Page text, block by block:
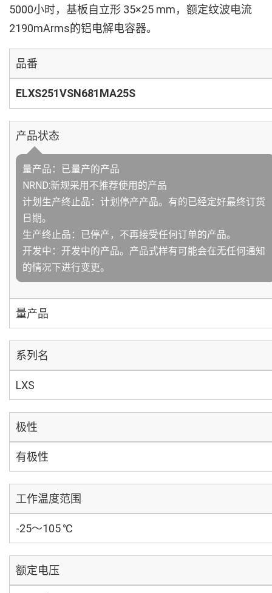
5000小时，基板自立形 35×25 mm，额定纹波电流
2190mArms的铝电解电容器。
品番
ELXS251VSN681MA25S
产品状态
量产品：已量产的产品
NRND:新规采用不推荐使用的产品
计划生产终止品：计划停产产品。有的已经定好最终订货
日期。
生产终止品：已停产，不再接受任何订单的产品。
开发中：开发中的产品。产品式样有可能会在无任何通知
的情况下进行变更。
量产品
系列名
LXS
极性
有极性
工作温度范围
-25～105 ℃
额定电压